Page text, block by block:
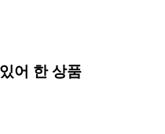
어 한 상품